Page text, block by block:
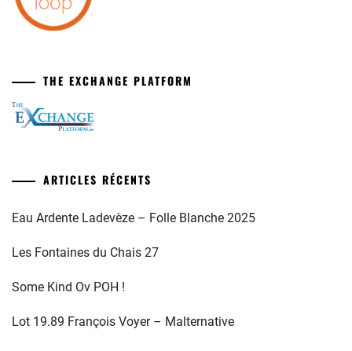
THE EXCHANGE PLATFORM
ARTICLES RÉCENTS
Eau Ardente Ladevèze – Folle Blanche 2025
Les Fontaines du Chais 27
Some Kind Ov POH !
Lot 19.89 François Voyer – Malternative